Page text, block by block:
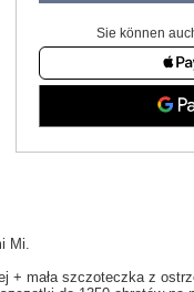
Sie können
Mi.
+ mała szczoteczka z